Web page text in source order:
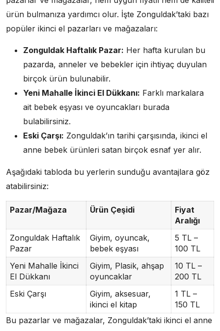
ürün bulmanıza yardımcı olur. İşte Zonguldak’taki bazı
popüler ikinci el pazarları ve mağazaları:
Zonguldak Haftalık Pazar: Her hafta kurulan bu
pazarda, anneler ve bebekler için ihtiyaç duyulan
birçok ürün bulunabilir.
Yeni Mahalle İkinci El Dükkanı: Farklı markalara
ait bebek eşyası ve oyuncakları burada
bulabilirsiniz.
Eski Çarşı: Zonguldak’ın tarihi çarşısında, ikinci el
anne bebek ürünleri satan birçok esnaf yer alır.
Aşağıdaki tabloda bu yerlerin sunduğu avantajlara göz
atabilirsiniz:
Pazar/Mağaza Ürün Çeşidi
Fiyat
Aralığı
Zonguldak Haftalık
Pazar
Giyim, oyuncak,
bebek eşyası
5 TL –
100 TL
Yeni Mahalle İkinci
El Dükkanı
Giyim, Plasik, ahşap
oyuncaklar
10 TL –
200 TL
Eski Çarşı
Giyim, aksesuar,
ikinci el kitap
1 TL –
150 TL
Bu pazarlar ve mağazalar, Zonguldak’taki ikinci el anne